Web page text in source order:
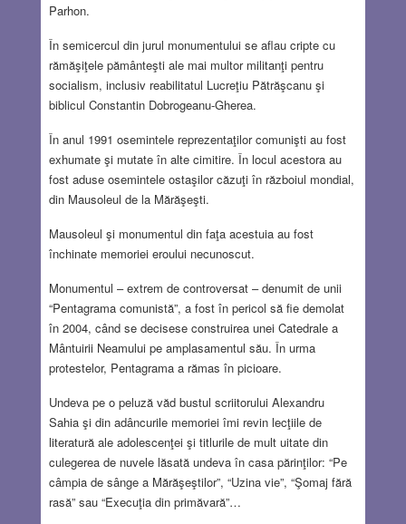
Parhon.
În semicercul din jurul monumentului se aflau cripte cu
rămăşiţele pământeşti ale mai multor militanţi pentru
socialism, inclusiv reabilitatul Lucreţiu Pătrăşcanu şi
biblicul Constantin Dobrogeanu-Gherea.
În anul 1991 osemintele reprezentaţilor comunişti au fost
exhumate şi mutate în alte cimitire. În locul acestora au
fost aduse osemintele ostaşilor căzuţi în războiul mondial,
din Mausoleul de la Mărăşeşti.
Mausoleul şi monumentul din faţa acestuia au fost
închinate memoriei eroului necunoscut.
Monumentul – extrem de controversat – denumit de unii
“Pentagrama comunistă”, a fost în pericol să fie demolat
în 2004, când se decisese construirea unei Catedrale a
Mântuirii Neamului pe amplasamentul său. În urma
protestelor, Pentagrama a rămas în picioare.
Undeva pe o peluză văd bustul scriitorului Alexandru
Sahia şi din adâncurile memoriei îmi revin lecţiile de
literatură ale adolescenţei şi titlurile de mult uitate din
culegerea de nuvele lăsată undeva în casa părinţilor: “Pe
câmpia de sânge a Mărăşeştilor”, “Uzina vie”, “Şomaj fără
rasă” sau “Execuţia din primăvară”…